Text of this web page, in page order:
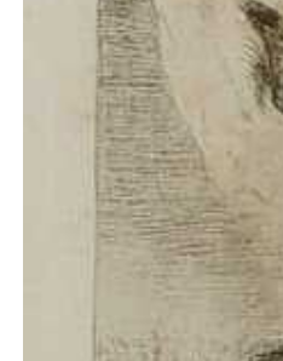
Goya, &quot;Miren qué